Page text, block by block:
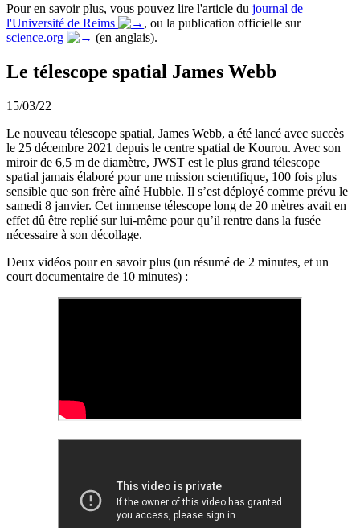
Pour en savoir plus, vous pouvez lire l'article du journal de
l'Université de Reims
, ou la publication officielle sur
science.org
(en anglais).
Le télescope spatial James Webb
15/03/22
Le nouveau télescope spatial, James Webb, a été lancé avec succès
le 25 décembre 2021 depuis le centre spatial de Kourou. Avec son
miroir de 6,5 m de diamètre, JWST est le plus grand télescope
spatial jamais élaboré pour une mission scientifique, 100 fois plus
sensible que son frère aîné Hubble. Il s’est déployé comme prévu le
samedi 8 janvier. Cet immense télescope long de 20 mètres avait en
effet dû être replié sur lui-même pour qu’il rentre dans la fusée
nécessaire à son décollage.
Deux vidéos pour en savoir plus (un résumé de 2 minutes, et un
court documentaire de 10 minutes) :